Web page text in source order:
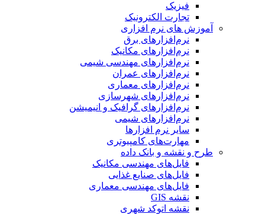
فیزیک
تجارت الکترونیک
آموزش های نرم افزاری
نرم‌افزارهای برق
نرم‌افزارهای مکانیک
نرم‌افزارهای مهندسی شیمی
نرم‌افزارهای عمران
نرم‌افزارهای معماری
نرم‌افزارهای شهرسازی
نرم‌افزارهای گرافیک و انیمیشن
نرم‌افزارهای شیمی
سایر نرم افزارها
مهارت‌های کامپیوتری
طرح و نقشه و بانک داده
فایل‌های مهندسی مکانیک
فایل‌های صنایع غذایی
فایل‌های مهندسی معماری
نقشه GIS
نقشه اتوکد شهری